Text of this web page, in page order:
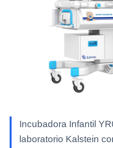
Incubadora Infantil
laboratorio Kalstein